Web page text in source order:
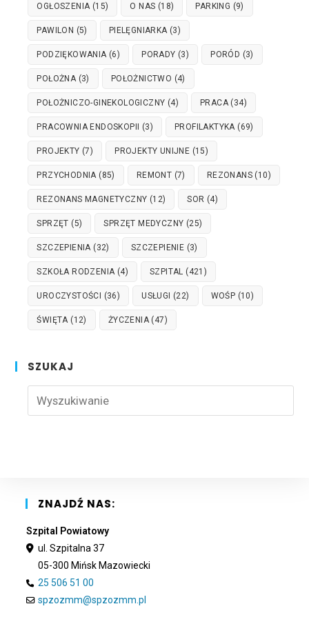
OGŁOSZENIA(15) O NAS (18) PARKING (9)
PAWILON (5) PIELĘGNIARKA(3)
PODZIĘKOWANIA(6) PORADY (3) PORÓD (3)
POŁOŻNA(3) POŁOŻNICTWO (4)
POŁOŻNICZO-GINEKOLOGICZNY (4) PRACA(34)
PRACOWNIA ENDOSKOPII (3) PROFILAKTYKA(69)
PROJEKTY (7) PROJEKTY UNIJNE (15)
PRZYCHODNIA(85) REMONT (7) REZONANS (10)
REZONANS MAGNETYCZNY (12) SOR (4)
SPRZĘT (5) SPRZĘT MEDYCZNY (25)
SZCZEPIENIA(32) SZCZEPIENIE (3)
SZKOŁA RODZENIA(4) SZPITAL (421)
UROCZYSTOŚCI (36) USŁUGI (22) WOŚP (10)
ŚWIĘTA(12) ŻYCZENIA(47)
SZUKAJ
ZNAJDŹ NAS:
Szpital Powiatowy
ul. Szpitalna 37
05-300 Mińsk Mazowiecki
25 506 51 00
spzozmm@spzozmm.pl